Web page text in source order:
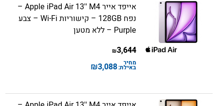
אייפד אייר Apple iPad Air 13'' M4 –
נפח 128GB – קישוריות Wi-Fi – צבע
Purple – ללא מטען
3,644
₪
מחיר
באילת:3,088
₪